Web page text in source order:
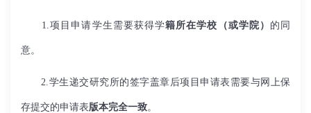
1. 项目申请学生需要获得学籍所在学校（或学院） 的同
意。
2. 学生递交研究所的签字盖章后项目申请表需要与网上保
存提交的申请表版本完全一致。